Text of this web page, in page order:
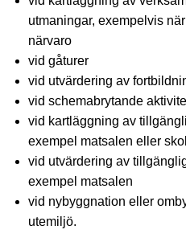
utmaningar, exempelvis
närvaro
vid gåturer
vid utvärdering av
vid schemabrytande
vid kartläggning av
exempel matsalen eller
vid utvärdering av
exempel matsalen
vid nybyggnation eller
utemiljö.